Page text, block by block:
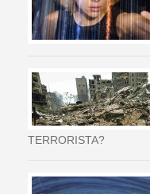
TERRORISTA?